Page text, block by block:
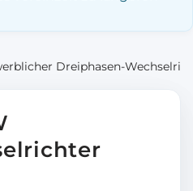
Dreiphasen-